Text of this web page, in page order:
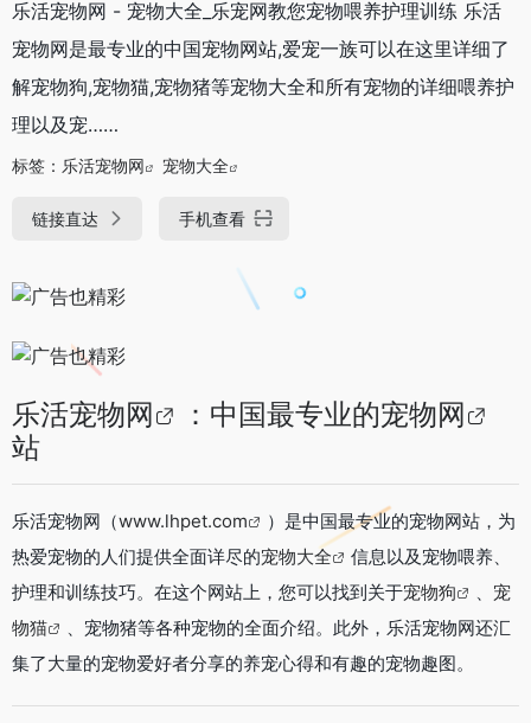
乐活宠物网 - 宠物大全_乐宠网教您宠物喂养护理训练 乐活
宠物网是最专业的中国宠物网站,爱宠一族可以在这里详细了
解宠物狗,宠物猫,宠物猪等宠物大全和所有宠物的详细喂养护
理以及宠……
标签： 乐活宠物网 宠物大全
链接直达 手机查看
乐活宠物网 ：中国最专业的宠物网
站
乐活宠物网（www.lhpet.com
）是中国最专业的宠物网站，为
热爱宠物的人们提供全面详尽的宠物大全
信息以及宠物喂养、
护理和训练技巧。在这个网站上，您可以找到关于宠物狗 、 宠
物猫
、宠物猪等各种宠物的全面介绍。此外，乐活宠物网还汇
集了大量的宠物爱好者分享的养宠心得和有趣的宠物趣图。